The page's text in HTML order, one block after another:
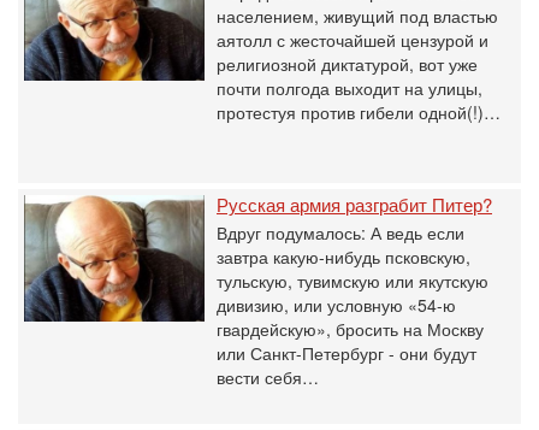
населением, живущий под властью
аятолл с жесточайшей цензурой и
религиозной диктатурой, вот уже
почти полгода выходит на улицы,
протестуя против гибели одной(!)…
Русская армия разграбит Питер?
Вдруг подумалось: А ведь если
завтра какую-нибудь псковскую,
тульскую, тувимскую или якутскую
дивизию, или условную «54-ю
гвардейскую», бросить на Москву
или Санкт-Петербург - они будут
вести себя…